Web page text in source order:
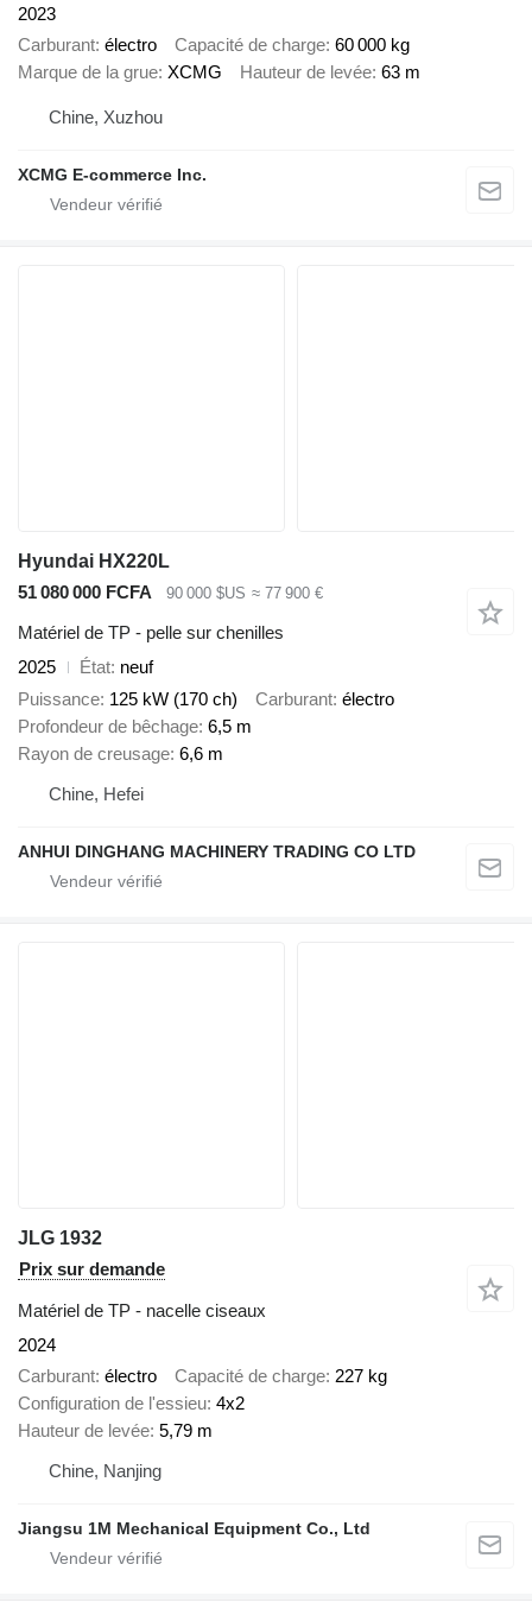
2023
Carburant électro Capacité de charge 60 000 kg
Marque de la grue XCMG Hauteur de levée 63 m
Chine, Xuzhou
XCMG E-commerce Inc.
Hyundai HX220L
51 080 000 FCFA
90 000 $US ≈ 77 900 €
Matériel de TP - pelle sur chenilles
2025
État neuf
Puissance 125 kW (170 ch) Carburant électro
Profondeur de bêchage 6,5 m
Rayon de creusage 6,6 m
Chine, Hefei
ANHUI DINGHANG MACHINERY TRADING CO LTD
JLG 1932
Prix sur demande
Matériel de TP - nacelle ciseaux
2024
Carburant électro Capacité de charge 227 kg
Configuration de l'essieu 4x2
Hauteur de levée 5,79 m
Chine, Nanjing
Jiangsu 1M Mechanical Equipment Co., Ltd